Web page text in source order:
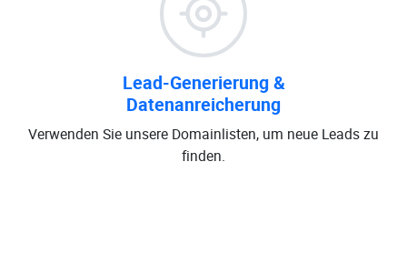
Lead-Generierung &
Datenanreicherung
Verwenden Sie unsere Domainlisten, um neue Leads zu
finden.